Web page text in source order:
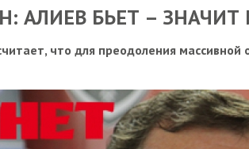
АЛИЕВ БЬЕТ – ЗНАЧИТ
что для преодоления